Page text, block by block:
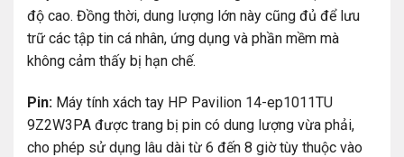
độ cao. Đồng thời, dung lượng lớn này cũng đủ để lưu
trữ các tập tin cá nhân, ứng dụng và phần mềm mà
không cảm thấy bị hạn chế.
Pin: Máy tính xách tay HP Pavilion 14-ep1011TU
9Z2W3PA được trang bị pin có dung lượng vừa phải,
cho phép sử dụng lâu dài từ 6 đến 8 giờ tùy thuộc vào